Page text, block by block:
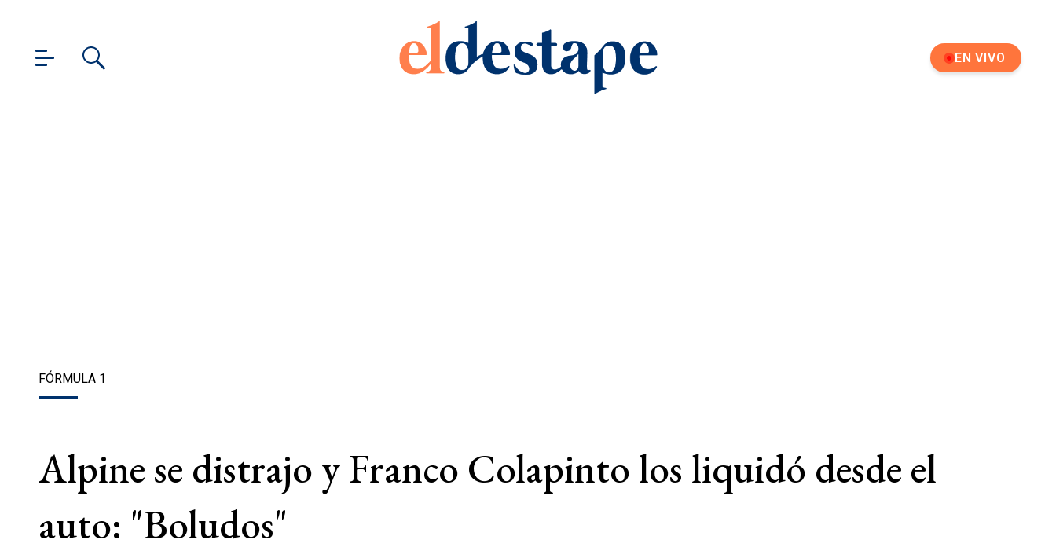
EN VIVO
FÓRMULA 1
Alpine se distrajo y Franco Colapinto los liquidó desde el
auto: "Boludos"